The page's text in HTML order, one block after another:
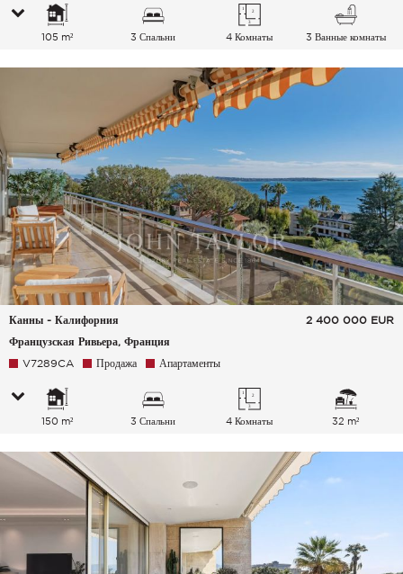
105 m² 3 Спальни 4 Комнаты 3 Ванные комнаты
Канны - Калифорния
Французская Ривьера, Франция
2 400 000 EUR
V7289CA Продажа Апартаменты
150 m² 3 Спальни 4 Комнаты 32 m²